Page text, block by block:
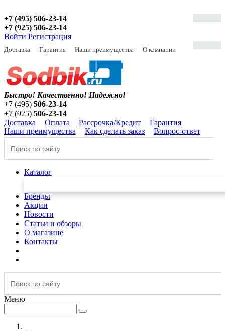
+7 (495) 506-23-14
+7 (925) 506-23-14
Войти Регистрация
Доставка Гарантия Наши преимущества О компании
Быстро! Качественно! Надежно!
+7 (495) 506-23-14
+7 (925) 506-23-14
Доставка
Оплата Рассрочка/Кредит
Гарантия
Наши преимущества
Как сделать заказ Вопрос-ответ
Каталог
Бренды
Акции
Новости
Статьи и обзоры
О магазине
Контакты
Меню